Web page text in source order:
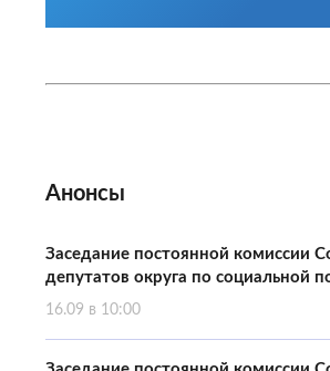
Анонсы
Заседание постоянной комиссии
депутатов округа по социальной
16.09 в 10:00